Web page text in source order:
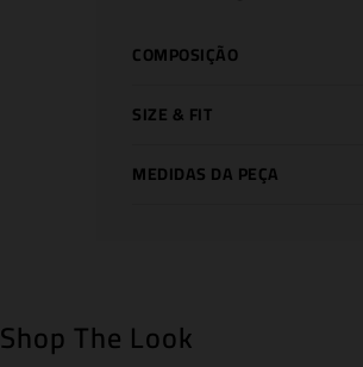
COMPOSIÇÃO
SIZE & FIT
MEDIDAS DA PEÇA
Shop The Look